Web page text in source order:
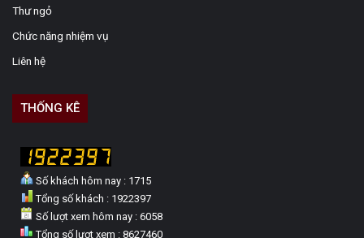
Thư ngỏ
Chức năng nhiệm vụ
Liên hệ
THỐNG KÊ
Số khách hôm nay : 1715
Tổng số khách : 1922397
Số lượt xem hôm nay : 6058
Tổng số lượt xem : 8627460